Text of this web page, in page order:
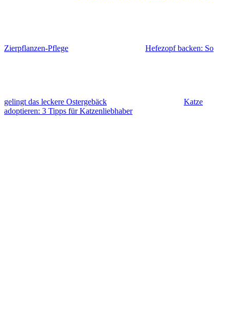
Zierpflanzen-Pflege Hefezopf backen: So
gelingt das leckere Ostergebäck
Katze
adoptieren: 3 Tipps für Katzenliebhaber